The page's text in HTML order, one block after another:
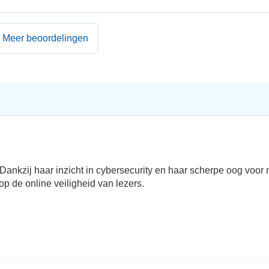
Meer beoordelingen
haar inzicht in cybersecurity en haar scherpe oog voor
de online veiligheid van lezers.